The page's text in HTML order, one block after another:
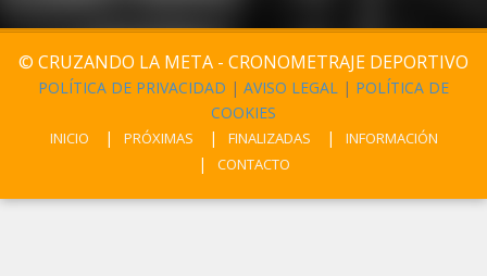
© CRUZANDO LA META - CRONOMETRAJE DEPORTIVO
POLÍTICA DE PRIVACIDAD | AVISO LEGAL | POLÍTICA DE
COOKIES
INICIO PRÓXIMAS FINALIZADAS
INFORMACIÓN
CONTACTO